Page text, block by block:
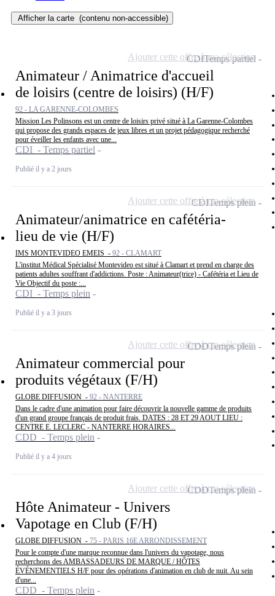
Afficher la carte (contenu non-accessible)
Animateur / Animatrice d'accueil
de loisirs (centre de loisirs) (H/F)
92 - LA GARENNE-COLOMBES
Mission Les Polinsons est un centre de loisirs privé situé à La Garenne-Colombes
qui propose des grands espaces de jeux libres et un projet pédagogique recherché
pour éveiller les enfants avec une...
CDI - Temps partiel
Publié il y a 2 jours
CDITemps partiel
Ajouter cette offre à ma sélection
Animateur/animatrice en cafétéria-
lieu de vie (H/F)
IMS MONTEVIDEO EMEIS - 92 - CLAMART
L'institut Médical Spécialisé Montevideo est situé à Clamart et prend en charge des
patients adultes souffrant d'addictions. Poste : Animateur(trice) - Cafétéria et Lieu de
Vie Objectif du poste :...
CDI - Temps plein
Publié il y a 3 jours
CDITemps plein
Ajouter cette offre à ma sélection
Animateur commercial pour
produits végétaux (F/H)
GLOBE DIFFUSION - 92 - NANTERRE
Dans le cadre d'une animation pour faire découvrir la nouvelle gamme de produits
d'un grand groupe français de produit frais. DATES : 28 ET 29 AOUT LIEU :
CENTRE E. LECLERC - NANTERRE HORAIRES...
CDD - Temps plein
Publié il y a 4 jours
CDDTemps plein
Ajouter cette offre à ma sélection
Hôte Animateur - Univers
Vapotage en Club (F/H)
GLOBE DIFFUSION - 75 - PARIS 16E ARRONDISSEMENT
Pour le compte d'une marque reconnue dans l'univers du vapotage, nous
recherchons des AMBASSADEURS DE MARQUE / HÔTES
ÉVÉNEMENTIELS H/F pour des opérations d'animation en club de nuit. Au sein
d'une...
CDD - Temps plein
CDDTemps plein
Ajouter cette offre à ma sélection